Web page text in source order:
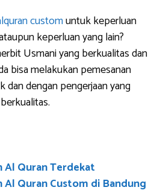
customuntuk keperluan
keperluan yang lain?
Usmani yang berkualitas dan
bisa melakukan pemesanan
dan dengan pengerjaan yang
Al Quran Terdekat
Al Quran Custom di Bandung